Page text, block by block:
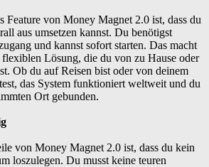
Feature von Money Magnet 2.0 ist, dass du
aus umsetzen kannst. Du benötigst
und kannst sofort starten. Das macht
flexiblen Lösung, die du von zu Hause oder
Ob du auf Reisen bist oder von deinem
das System funktioniert weltweit und du
Ort gebunden.
von Money Magnet 2.0 ist, dass du kein
loszulegen. Du musst keine teuren